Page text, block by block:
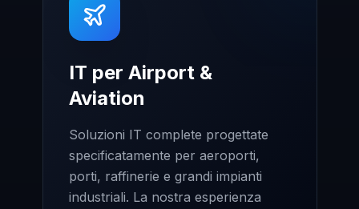
IT per Airport &
Aviation
Soluzioni IT complete progettate
specificatamente per aeroporti,
porti, raffinerie e grandi impianti
industriali. La nostra esperienza